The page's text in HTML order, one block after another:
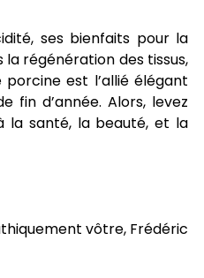
ses bienfaits pour la
régénération des tissus,
porcine est l’allié élégant
fin d’année. Alors, levez
la santé, la beauté, et la
vôtre, Frédéric